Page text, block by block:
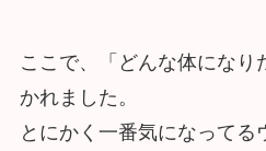
ここで、「どんな体になり
かれました。
とにかく一番気になってる